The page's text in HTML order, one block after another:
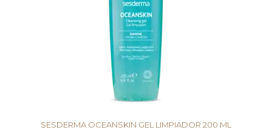
SESDERMA OCEANSKIN GEL LIMPIADOR 200 ML